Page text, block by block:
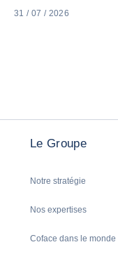
31 / 07 / 2026
Le Groupe
Notre stratégie
Nos expertises
Coface dans le monde